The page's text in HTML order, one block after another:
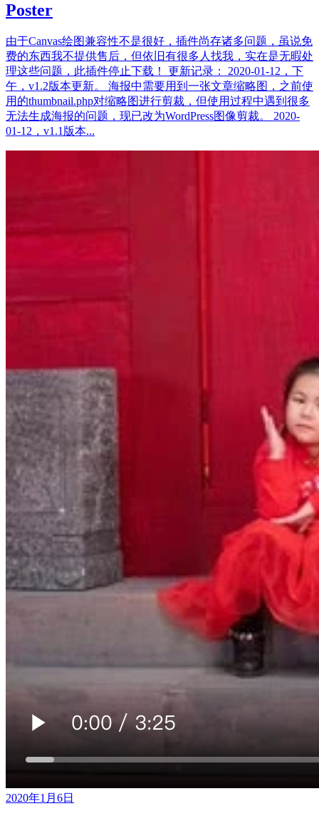
Poster
由于Canvas绘图兼容性不是很好，插件尚存诸多问题，虽说免
费的东西我不提供售后，但依旧有很多人找我，实在是无暇处
理这些问题，此插件停止下载！ 更新记录： 2020-01-12，下
午，v1.2版本更新。 海报中需要用到一张文章缩略图，之前使
用的thumbnail.php对缩略图进行剪裁，但使用过程中遇到很多
无法生成海报的问题，现已改为WordPress图像剪裁。 2020-
01-12，v1.1版本...
2020年1月6日